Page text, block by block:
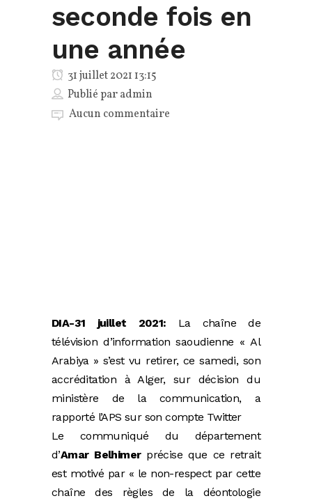
seconde fois en
une année
31 juillet 2021 13:15
Publié paradmin
Aucun commentaire
DIA-31 juillet 2021: La chaîne de
télévision d’information saoudienne « Al
Arabiya » s’est vu retirer, ce samedi, son
accréditation à Alger, sur décision du
ministère de la communication, a
rapporté l’APS sur son compte Twitter
Le communiqué du département
d’Amar Belhimerprécise que ce retrait
est motivé par « le non-respect par cette
chaîne des règles de la déontologie